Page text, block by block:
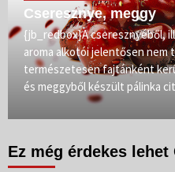
Cseresznye, meggy
{jb_redbox}A cseresznyéből,
aroma alkotói jelentősen nem
természetesen fajtánként
és meggyből készült pálinka
Ez még érdekes lehet